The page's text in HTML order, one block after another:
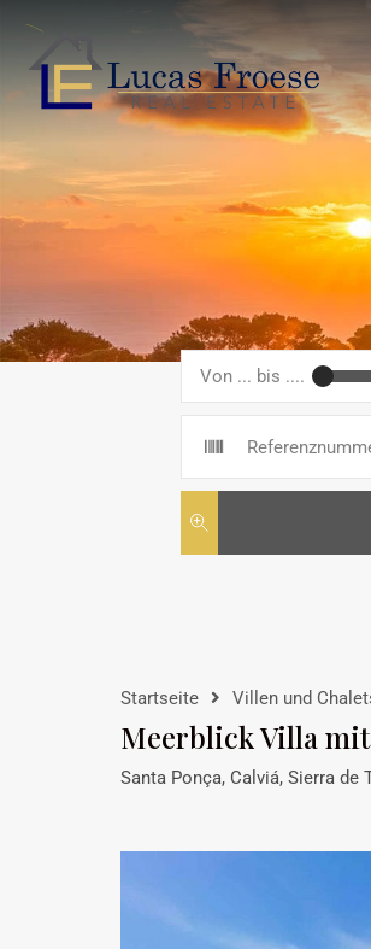
Von ... bis ....
Startseite Villen und
Meerblick Villa
Santa Ponça, Calviá, Sierra de